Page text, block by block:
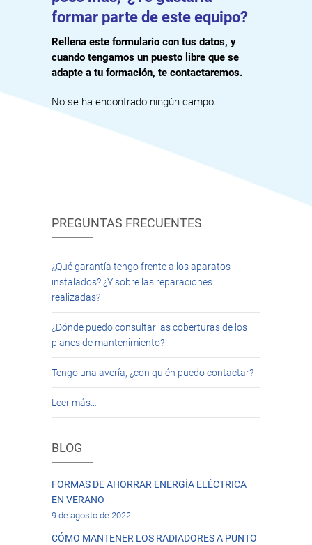
formar parte de este equipo?
Rellena este formulario con tus datos, y
cuando tengamos un puesto libre que se
adapte a tu formación, te contactaremos.
No se ha encontrado ningún campo.
PREGUNTAS FRECUENTES
¿Qué garantía tengo frente a los aparatos
instalados? ¿Y sobre las reparaciones
realizadas?
¿Dónde puedo consultar las coberturas de los
planes de mantenimiento?
Tengo una avería, ¿con quién puedo contactar?
Leer más…
BLOG
FORMAS DE AHORRAR ENERGÍA ELÉCTRICA
EN VERANO
9 de agosto de 2022
CÓMO MANTENER LOS RADIADORES A PUNTO